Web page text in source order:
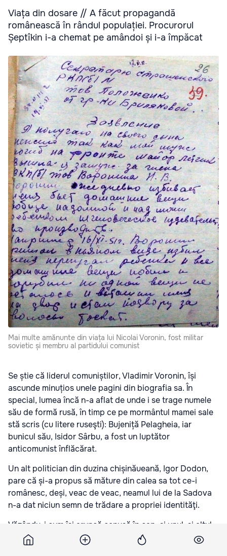
Viața din dosare // A făcut propagandă
românească în rândul populației. Procurorul
Șeptîkin i-a chemat pe amândoi și i-a împăcat
Mai multe amănunte din viața lui Nicolai Voronin, fost militar
sovietic și membru al partidului comunist
Se știe că liderul comuniștilor, Vladimir Voronin, își
ascunde minuțios unele pagini din biografia sa. În
special, lumea încă n-a aflat de unde i se trage numele
său de formă rusă, în timp ce pe mormântul mamei sale
stă scris (cu litere ruseşti): Bujeniță Pelagheia, iar
bunicul său, Isidor Sârbu, a fost un luptător
anticomunist înflăcărat.
Un alt politician din duzina chișinăueană, Igor Dodon,
pare că și-a propus să măture din calea sa tot ce-i
românesc, deși, veac de veac, neamul lui de la Sadova
n-a dat niciun semn de trădare a propriei identităţi.
Văzându-i cum își aruncă cenușă în cap, și unul, și altul,
am hotărât să le caut originile neobișnuite și am răsfoit
arhivele. Nu spun însă că personajele despre care scriu